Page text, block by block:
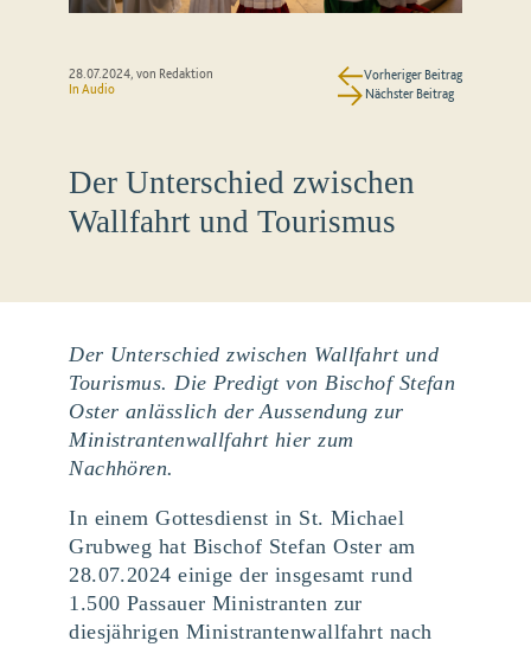
28.07.2024, von Redaktion
In Audio
Vorheriger Beitrag
Nächster Beitrag
Der Unterschied zwischen
Wallfahrt und Tourismus
Der Unterschied zwischen Wallfahrt und
Tourismus. Die Predigt von Bischof Stefan
Oster anlässlich der Aussendung zur
Ministrantenwallfahrt hier zum
Nachhören.
In einem Gottesdienst in St. Michael
Grubweg hat Bischof Stefan Oster am
28.07.2024 einige der insgesamt rund
1.500 Passauer Ministranten zur
diesjährigen Ministrantenwallfahrt nach